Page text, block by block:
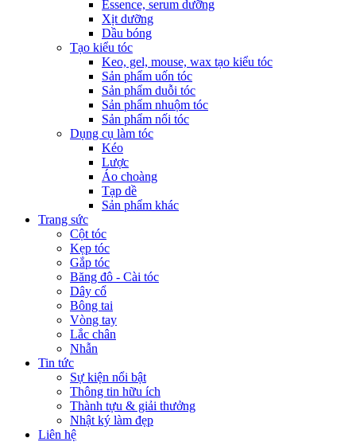
Essence, serum dưỡng
Xịt dưỡng
Dầu bóng
Tạo kiểu tóc
Keo, gel, mouse, wax tạo kiểu tóc
Sản phẩm uốn tóc
Sản phẩm duỗi tóc
Sản phẩm nhuộm tóc
Sản phẩm nối tóc
Dụng cụ làm tóc
Kéo
Lược
Áo choàng
Tạp dề
Sản phẩm khác
Trang sức
Cột tóc
Kẹp tóc
Gắp tóc
Băng đô - Cài tóc
Dây cổ
Bông tai
Vòng tay
Lắc chân
Nhẫn
Tin tức
Sự kiện nổi bật
Thông tin hữu ích
Thành tựu & giải thưởng
Nhật ký làm đẹp
Liên hệ